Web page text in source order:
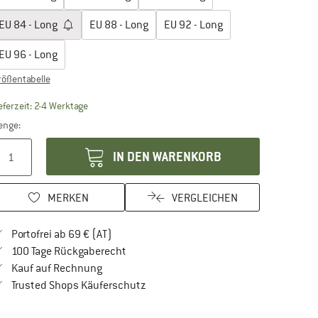
EU 84 - Long EU 88 - Long EU 92 - Long
EU 96 - Long
2-4 WerktageDer Link öffnet sich in einer Infobox und beinhaltet
IN DEN WARENKORB
MERKEN VERGLEICHEN
Portofrei ab 69 € (AT)
100 Tage RückgaberechtGehe hier zu den Rückgabe-Richtlinien
Kauf auf RechnungFinde die Zahlungs-Infos hier! Öffnet sich in
Trusted Shops KäuferschutzFinde alle Infos hier!